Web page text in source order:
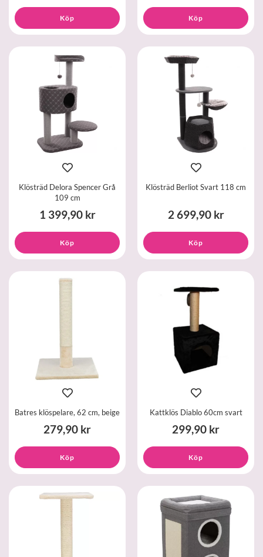
Köp Köp
Klösträd Delora Spencer Grå
109 cm
1 399,90 kr
Köp
Klösträd Berliot Svart 118 cm
2 699,90 kr
Köp
Batres klöspelare, 62 cm, beige
279,90 kr
Köp
Kattklös Diablo 60cm svart
299,90 kr
Köp